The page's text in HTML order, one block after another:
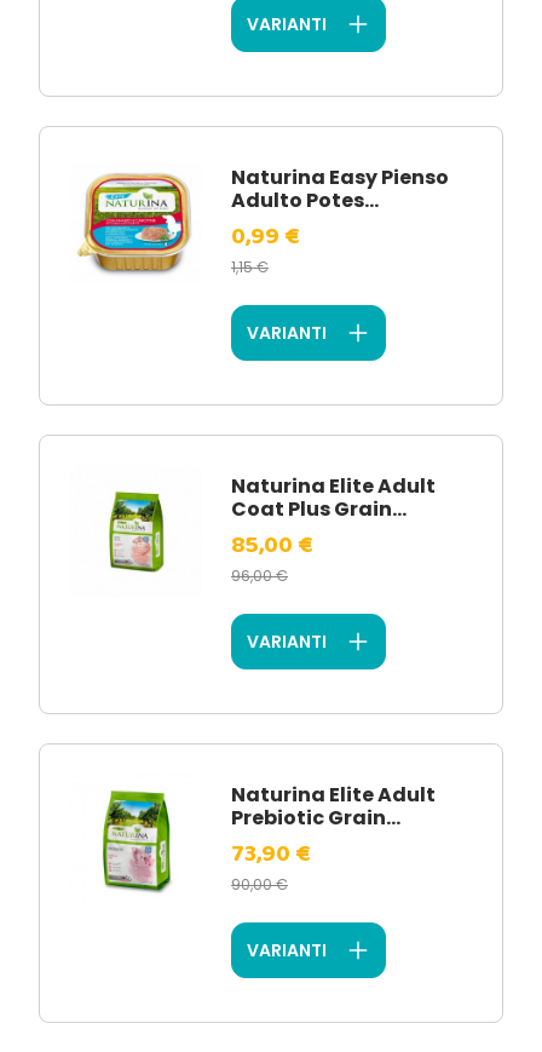
VARIANTI
Naturina Easy Pienso
Adulto Potes...
0,99 €
1,15 €
VARIANTI
Naturina Elite Adult
Coat Plus Grain...
85,00 €
96,00 €
VARIANTI
Naturina Elite Adult
Prebiotic Grain...
73,90 €
90,00 €
VARIANTI